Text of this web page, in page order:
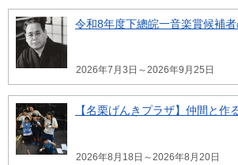
令和8年度下總皖一音楽賞候補
2026年7月3日～2026年9月25日
【名栗げんきプラザ】仲間と作
2026年8月18日～2026年8月20日